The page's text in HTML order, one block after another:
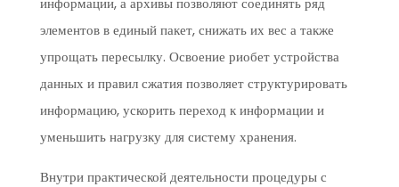
элементов в единый пакет, снижать их вес а также
упрощать пересылку. Освоение риобет устройства
данных и правил сжатия позволяет структурировать
информацию, ускорить переход к информации и
уменьшить нагрузку для систему хранения.
Внутри практической деятельности процедуры с